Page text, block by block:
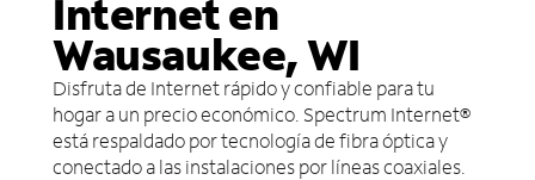
Internet en
Wausaukee, WI
Disfruta de Internet rápido y confiable para tu
hogar a un precio económico. Spectrum Internet®
está respaldado por tecnología de fibra óptica y
conectado a las instalaciones por líneas coaxiales.